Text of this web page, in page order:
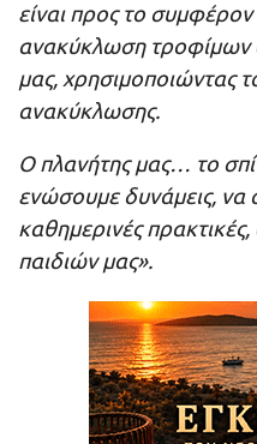
είναι προς το
ανακύκλωση τροφίμων
μας, χρησιμοποιώντας
ανακύκλωσης.
Ο πλανήτης μας… το
ενώσουμε δυνάμεις, να
καθημερινές
παιδιών μας».